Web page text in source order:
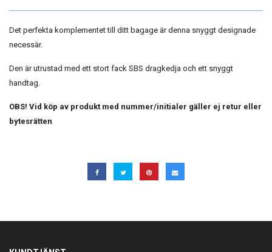
Det perfekta komplementet till ditt bagage är denna snyggt designade
necessär.
Den är utrustad med ett stort fack SBS dragkedja och ett snyggt
handtag.
OBS! Vid köp av produkt med nummer/initialer gäller ej retur eller
bytesrätten